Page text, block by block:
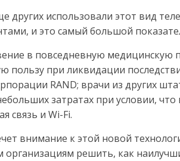
других использовали этот вид
и это самый большой
в повседневную медицинскую
при ликвидации
RAND; врачи из других
затратах при условии,
связь и Wi-Fi.
внимание к этой новой
решить, как